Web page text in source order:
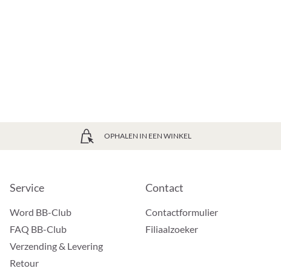
OPHALEN IN EEN WINKEL
Service
Word BB-Club
FAQ BB-Club
Verzending & Levering
Retour
Contact
Contactformulier
Filiaalzoeker